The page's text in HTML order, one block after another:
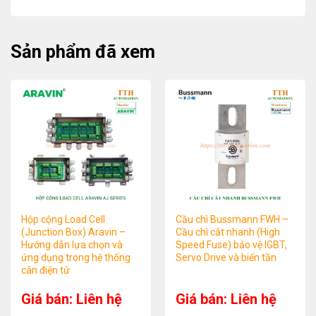
Sản phẩm đã xem
Hộp cộng Load Cell
(Junction Box) Aravin –
Hướng dẫn lựa chọn và
ứng dụng trong hệ thống
cân điện tử
Giá bán: Liên hệ
Cầu chì Bussmann FWH –
Cầu chì cắt nhanh (High
Speed Fuse) bảo vệ IGBT,
Servo Drive và biến tần
Giá bán: Liên hệ